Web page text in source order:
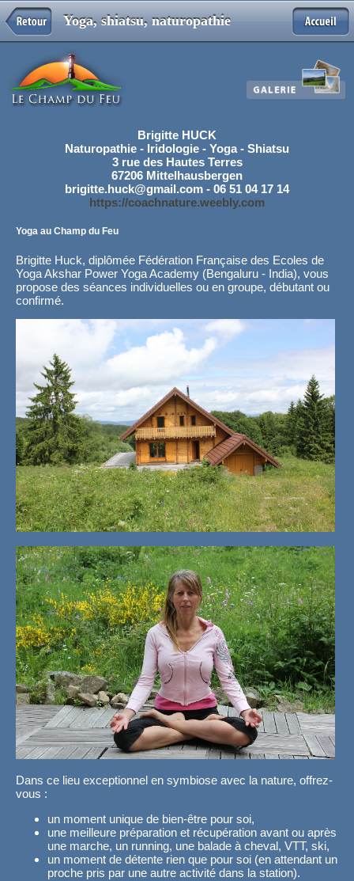
Yoga, shiatsu, naturopathie
Brigitte HUCK
Naturopathie - Iridologie - Yoga - Shiatsu
3 rue des Hautes Terres
67206 Mittelhausbergen
brigitte.huck@gmail.com - 06 51 04 17 14
https://coachnature.weebly.com
Yoga au Champ du Feu
Brigitte Huck, diplômée Fédération Française des Ecoles de
Yoga Akshar Power Yoga Academy (Bengaluru - India), vous
propose des séances individuelles ou en groupe, débutant ou
confirmé.
Dans ce lieu exceptionnel en symbiose avec la nature, offrez-
vous :
un moment unique de bien-être pour soi,
une meilleure préparation et récupération avant ou après
une marche, un running, une balade à cheval, VTT, ski,
un moment de détente rien que pour soi (en attendant un
proche pris par une autre activité dans la station).